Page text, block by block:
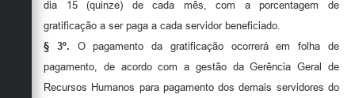
dia 15 (quinze) de cada mês, com a porcentagem de
gratificação a ser paga a cada servidor beneficiado.
§ 3º. O pagamento da gratificação ocorrerá em folha de
pagamento, de acordo com a gestão da Gerência Geral de
Recursos Humanos para pagamento dos demais servidores do